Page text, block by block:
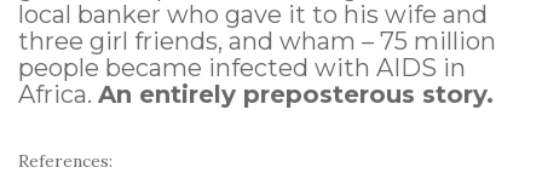
local banker who gave it to his wife and
three girl friends, and wham – 75 million
people became infected with AIDS in
Africa. An entirely preposterous story.
References: